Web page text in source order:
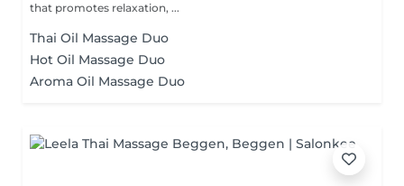
that promotes relaxation, ...
Thai Oil Massage Duo
Hot Oil Massage Duo
Aroma Oil Massage Duo